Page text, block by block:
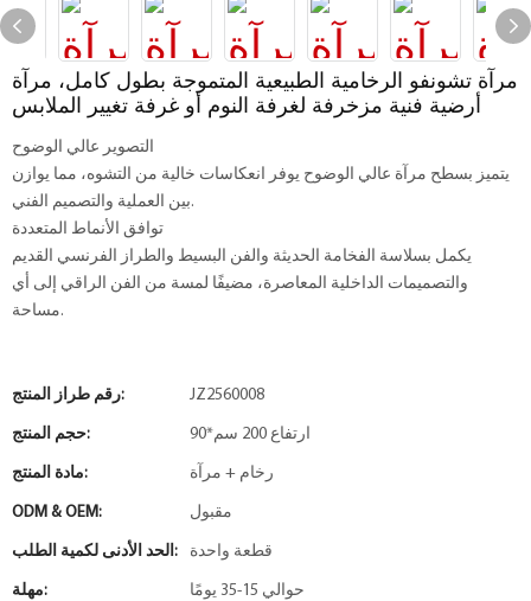
مرآة تشونفو الرخامية الطبيعية المتموجة بطول كامل، مرآة
أرضية فنية مزخرفة لغرفة النوم أو غرفة تغيير الملابس
التصوير عالي الوضوح
يتميز بسطح مرآة عالي الوضوح يوفر انعكاسات خالية من التشوه، مما يوازن
بين العملية والتصميم الفني.
توافق الأنماط المتعددة
يكمل بسلاسة الفخامة الحديثة والفن البسيط والطراز الفرنسي القديم
والتصميمات الداخلية المعاصرة، مضيفًا لمسة من الفن الراقي إلى أي
مساحة.
رقم طراز المنتج: JZ2560008
حجم المنتج: 90*ارتفاع 200 سم
مادة المنتج: رخام + مرآة
ODM & OEM: مقبول
الحد الأدنى لكمية الطلب: قطعة واحدة
مهلة: حوالي 15-35 يومًا